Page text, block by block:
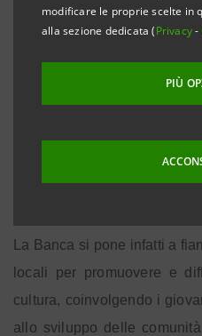
modificare le proprie scelte in
alla sezione dedicata (Privacy-
PIÙ
tredicesima edizione, il
uno dei luoghi più
luglio al 4 agosto
Il sostegno a questa
La Banca si pone infatti a
locali per promuovere e
cultura, coinvolgendo i
allo sviluppo delle